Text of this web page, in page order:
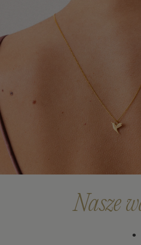
W przypadku zamówień
Irlandii Północnej mogą
celne, podatki lub opłaty
lokalne organy celne.
ponosi odbiorca przesyłki.
Aby odświeżyć biżuterię i
przecieraj ją miękką
pozłocenie jest naturalną
czasem może ulegać
zależy między innymi od
częstotliwości noszenia oraz
skóry.
Po upływie okresu gwarancji
dokładamy wszelkich starań,
towarzyszyć Ci w kolejnych
Nasze
•